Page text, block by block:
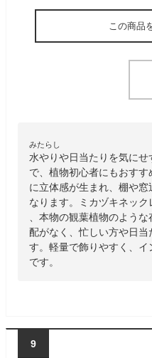
この商品
みたらし
水やりや日当たりを気に
で、植物初心者にもおす
に立体感が生まれ、棚や
なります。ミカヅキネッ
、本物の観葉植物のよう
配がなく、忙しい方や日
す。軽量で飾りやすく、
です。
9